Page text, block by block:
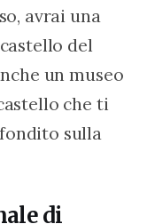
avrai una
del
un museo
che ti
sulla
di